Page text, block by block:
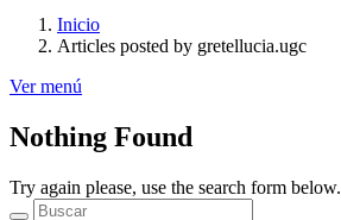
Inicio
Articles posted by gretellucia.ugc
Ver menú
Nothing Found
Try again please, use the search form below.